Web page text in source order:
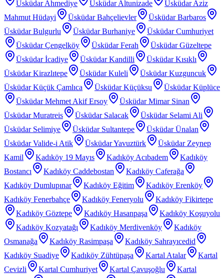
Üsküdar Ahmediye Üsküdar Altunizade
Üsküdar Aziz
Mahmut Hüdayi
Üsküdar Bahçelievler
Üsküdar Barbaros
Üsküdar Bulgurlu
Üsküdar Burhaniye
Üsküdar Cumhuriyet
Üsküdar Çengelköy
Üsküdar Ferah
Üsküdar Güzeltepe
Üsküdar İcadiye
Üsküdar Kandilli
Üsküdar Kısıklı
Üsküdar Kirazlıtepe
Üsküdar Kuleli
Üsküdar Kuzguncuk
Üsküdar Küçük Çamlıca
Üsküdar Küçüksu
Üsküdar Küplüce
Üsküdar Mehmet Akif Ersoy
Üsküdar Mimar Sinan
Üsküdar Muratreis
Üsküdar Salacak
Üsküdar Selami Ali
Üsküdar Selimiye
Üsküdar Sultantepe
Üsküdar Ünalan
Üsküdar Valide-i Atik
Üsküdar Yavuztürk
Üsküdar Zeynep
Kamil
Kadıköy 19 Mayıs Kadıköy Acıbadem
Kadıköy
Bostancı
Kadıköy Caddebostan
Kadıköy Caferağa
Kadıköy Dumlupınar
Kadıköy Eğitim
Kadıköy Erenköy
Kadıköy Fenerbahçe
Kadıköy Feneryolu
Kadıköy Fikirtepe
Kadıköy Göztepe
Kadıköy Hasanpaşa
Kadıköy Koşuyolu
Kadıköy Kozyatağı
Kadıköy Merdivenköy
Kadıköy
Osmanağa
Kadıköy Rasimpaşa
Kadıköy Sahrayıcedid
Kadıköy Suadiye
Kadıköy Zühtüpaşa Kartal Atalar
Kartal
Cevizli
Kartal Cumhuriyet Kartal Çavuşoğlu
Kartal